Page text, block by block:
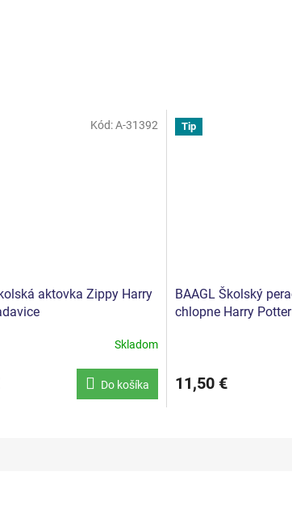
aktovka Zippy Harry
Skladom
Do košíka
Kód:A-31392 Tip
BAAGL Školský
chlopne Harry
11,50 €